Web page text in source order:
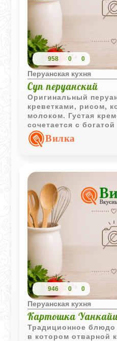
958 0 0
Перуанская кухня
Суп перуанский
Оригинальный
креветками, рисом,
молоком. Густая
сочетается с
превращая блюдо в
сытный обед.
Вилка
946 0 0
Перуанская кухня
Картошка
Традиционное блюдо
в котором отварной